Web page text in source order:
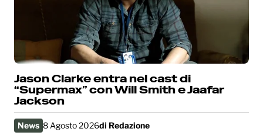
Jason Clarke entra nel cast di
“Supermax” con Will Smith e Jaafar
Jackson
News 8 Agosto 2026di Redazione